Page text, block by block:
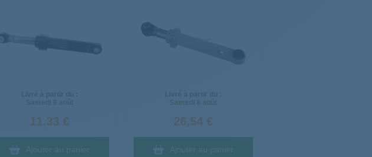
Samedi
8 août
11,33 €
Ajouter au panier
Samedi
8 août
26,54 €
Ajouter au panier